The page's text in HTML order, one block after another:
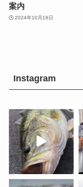
案内
2024年10月16日
Instagram